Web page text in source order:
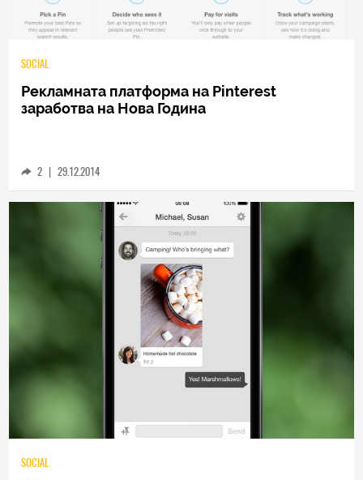
SOCIAL
Рекламната платформа на Pinterest
заработва на Нова Година
2 | 29.12.2014
SOCIAL